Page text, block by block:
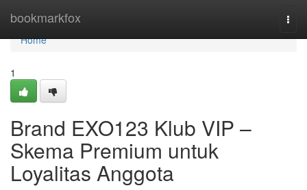
bookmarkfox
Home
Home
1
Brand EXO123 Klub VIP –
Skema Premium untuk
Loyalitas Anggota